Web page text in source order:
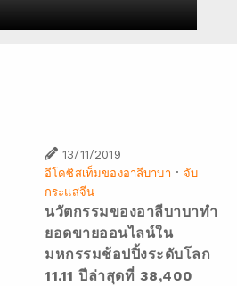
13/11/2019
อีโคซิสเท็มของอาลีบาบา ·จับ
กระแสจีน
นวัตกรรมของอาลีบาบาทำ
ยอดขายออนไลน์ใน
มหกรรมช้อปปิ้งระดับโลก
11.11 ปีล่าสุดที่ 38,400